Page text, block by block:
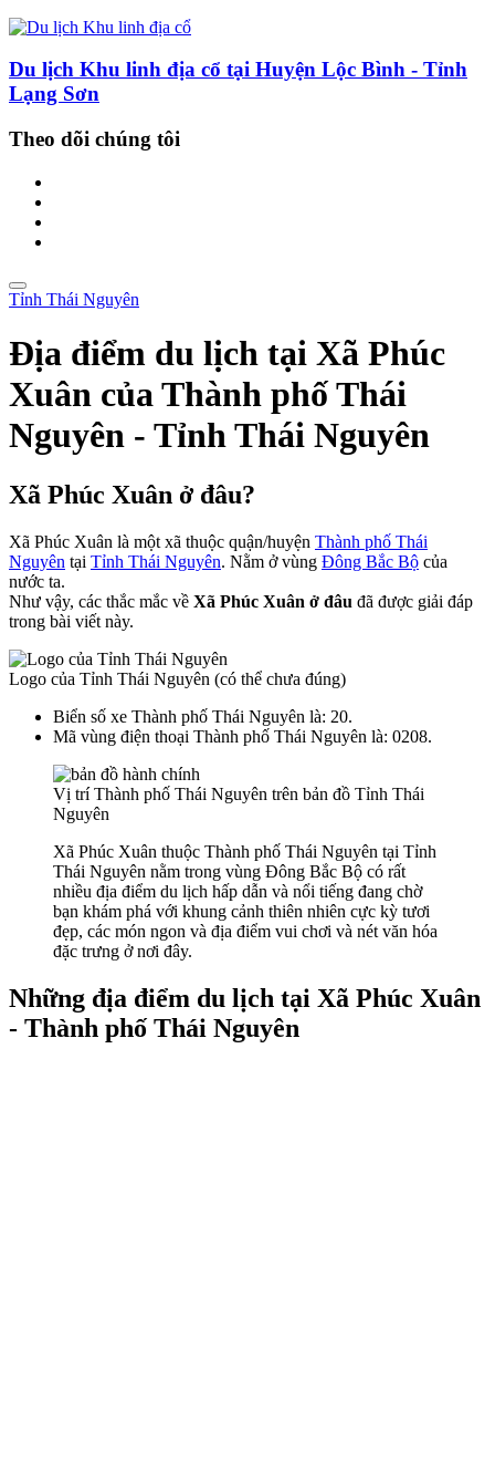
Du lịch Khu linh địa cổ tại Huyện Lộc Bình - Tỉnh
Lạng Sơn
Theo dõi chúng tôi
Tỉnh Thái Nguyên
Địa điểm du lịch tại Xã Phúc
Xuân của Thành phố Thái
Nguyên - Tỉnh Thái Nguyên
Xã Phúc Xuân ở đâu?
Xã Phúc Xuân là một xã thuộc quận/huyện Thành phố Thái
Nguyên tại Tỉnh Thái Nguyên. Nằm ở vùng Đông Bắc Bộ của
nước ta.
Như vậy, các thắc mắc về Xã Phúc Xuân ở đâu đã được giải đáp
trong bài viết này.
Logo của Tỉnh Thái Nguyên (có thể chưa đúng)
Biển số xe Thành phố Thái Nguyên là: 20.
Mã vùng điện thoại Thành phố Thái Nguyên là: 0208.
Vị trí Thành phố Thái Nguyên trên bản đồ Tỉnh Thái
Nguyên
Xã Phúc Xuân thuộc Thành phố Thái Nguyên tại Tỉnh
Thái Nguyên nằm trong vùng Đông Bắc Bộ có rất
nhiều địa điểm du lịch hấp dẫn và nổi tiếng đang chờ
bạn khám phá với khung cảnh thiên nhiên cực kỳ tươi
đẹp, các món ngon và địa điểm vui chơi và nét văn hóa
đặc trưng ở nơi đây.
Những địa điểm du lịch tại Xã Phúc Xuân
- Thành phố Thái Nguyên